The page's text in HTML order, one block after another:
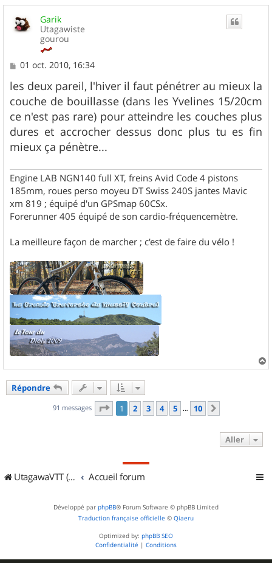
Garik
Utagawiste
gourou
M
s
s
a
g
e
01 oct. 2010, 16:34
les deux pareil, l'hiver il faut pénétrer au mieux la
couche de bouillasse (dans les Yvelines 15/20cm
ce n'est pas rare) pour atteindre les couches plus
dures et accrocher dessus donc plus tu es fin
mieux ça pénètre...
Engine LAB NGN140 full XT, freins Avid Code 4 pistons
185mm, roues perso moyeu DT Swiss 240S jantes Mavic
xm 819 ; équipé d'un GPSmap 60CSx.
Forerunner 405 équipé de son cardio-fréquencemètre.
La meilleure façon de marcher ; c'est de faire du vélo !
a
Répondre
91 messages Page 1sur
1 2 3 4 5 … 10
Aller
UtagawaVTT (Randos VTT et VTTAE avec traces GPS) Accueil forum
Développé par phpBB® Forum Software © phpBB Limited
Traduction française officielle © Qiaeru
Optimized by: phpBB SEO
Confidentialité | Conditions